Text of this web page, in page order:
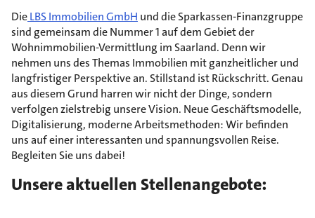
DieLBS Immobilien GmbH und die Sparkassen-Finanzgruppe
sind gemeinsam die Nummer 1 auf dem Gebiet der
Wohnimmobilien-Vermittlung im Saarland. Denn wir
nehmen uns des Themas Immobilien mit ganzheitlicher und
langfristiger Perspektive an. Stillstand ist Rückschritt. Genau
aus diesem Grund harren wir nicht der Dinge, sondern
verfolgen zielstrebig unsere Vision. Neue Geschäftsmodelle,
Digitalisierung, moderne Arbeitsmethoden: Wir befinden
uns auf einer interessanten und spannungsvollen Reise.
Begleiten Sie uns dabei!
Unsere aktuellen Stellenangebote: